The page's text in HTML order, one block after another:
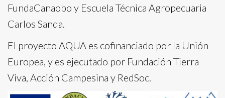
FundaCanaobo y Escuela Técnica Agropecuaria
Carlos Sanda.
El proyecto AQUA es cofinanciado por la Unión
Europea, y es ejecutado por Fundación Tierra
Viva, Acción Campesina y RedSoc.